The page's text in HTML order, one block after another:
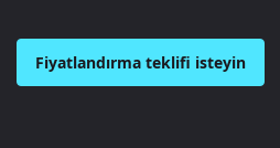
Fiyatlandırma teklifi isteyin